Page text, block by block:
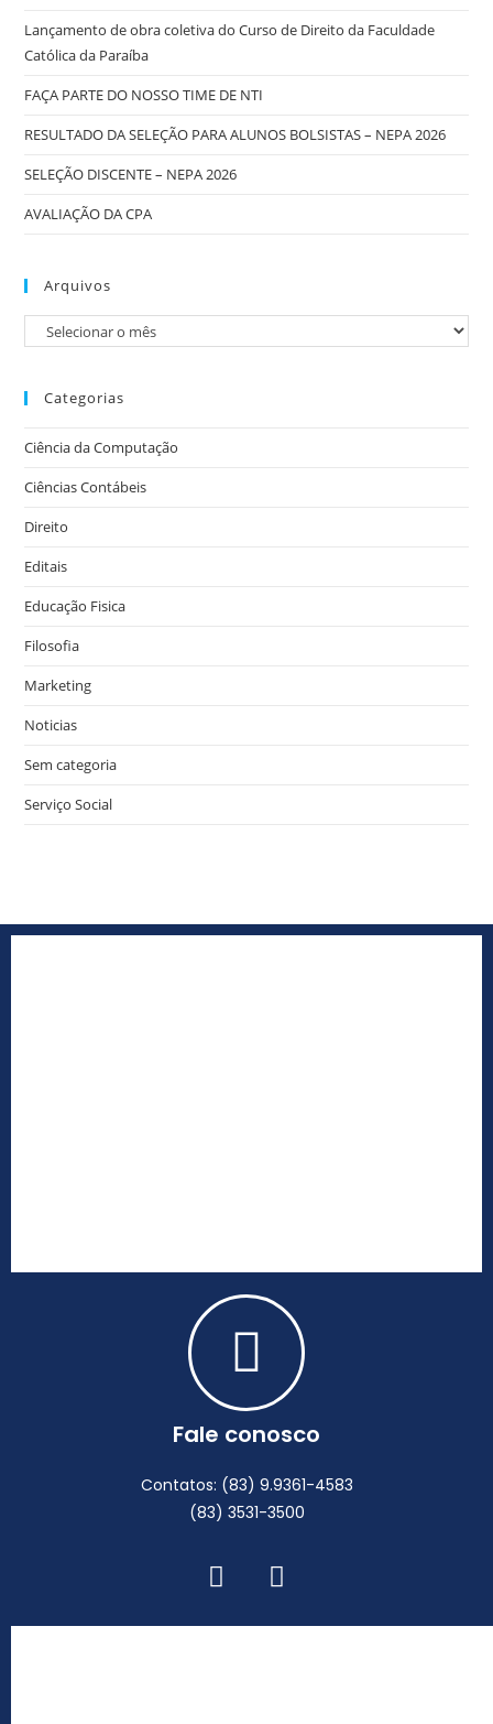
Lançamento de obra coletiva do Curso de Direito da Faculdade
Católica da Paraíba
FAÇA PARTE DO NOSSO TIME DE NTI
RESULTADO DA SELEÇÃO PARA ALUNOS BOLSISTAS – NEPA 2026
SELEÇÃO DISCENTE – NEPA 2026
AVALIAÇÃO DA CPA
Arquivos
Categorias
Ciência da Computação
Ciências Contábeis
Direito
Editais
Educação Fisica
Filosofia
Marketing
Noticias
Sem categoria
Serviço Social
Fale conosco
Contatos: (83) 9.9361-4583
(83) 3531-3500